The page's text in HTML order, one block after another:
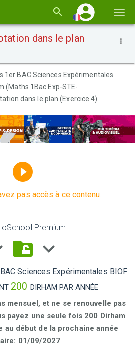
la
dans le plan
1er BAC Sciences Expérimentales
(Maths 1Bac Exp-STE-
dans le plan (Exercice 4)
pas accès à ce contenu.
Premium
Sciences Expérimentales BIOF
200 DIRHAM PAR ANNÉE
mensuel, et ne se renouvelle pas
payez une seule fois 200 Dirham
au début de la prochaine année
01/09/2027